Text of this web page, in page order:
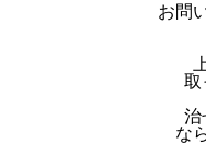
お問
取
治
な